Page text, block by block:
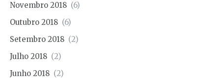
Novembro 2018 (6)
Outubro 2018 (6)
Setembro 2018 (2)
Julho 2018 (2)
Junho 2018 (2)